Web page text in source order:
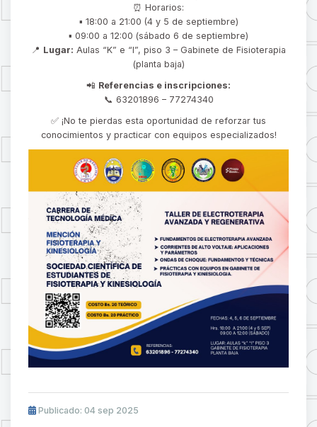
⏰ Horarios:
▪ 18:00 a 21:00 (4 y 5 de septiembre)
▪ 09:00 a 12:00 (sábado 6 de septiembre)
📍 Lugar: Aulas “K” e “I”, piso 3 – Gabinete de Fisioterapia
(planta baja)
📲 Referencias e inscripciones:
📞 63201896 – 77274340
✅ ¡No te pierdas esta oportunidad de reforzar tus
conocimientos y practicar con equipos especializados!
Publicado: 04 sep 2025